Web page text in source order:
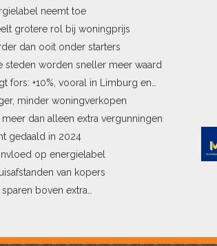
neemt toe
grotere rol bij woningprijs
dan ooit onder starters
steden worden sneller meer waard
fors: +10%, vooral in Limburg en
minder woningverkopen
dan alleen extra vergunningen
gedaald in 2024
op energielabel
van kopers
boven extra